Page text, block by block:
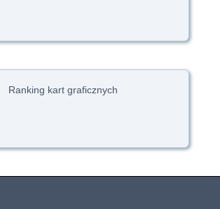
Ranking kart graficznych